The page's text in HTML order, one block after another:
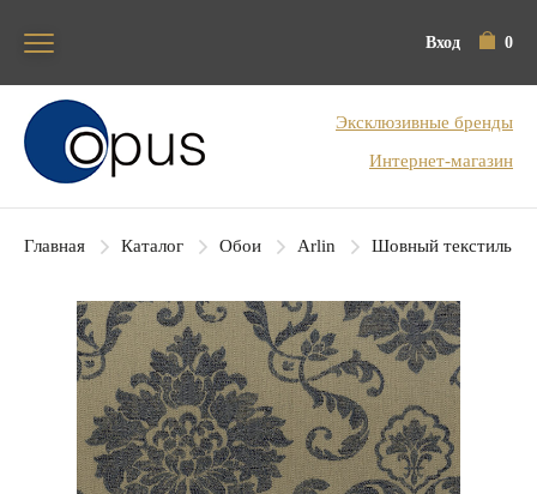
Вход 0
Блок поиска
Эксклюзивные бренды
Интернет-магазин
Главная Каталог Обои Arlin Шовный текстиль